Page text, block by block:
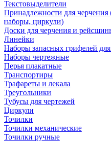
Текстовыделители
Принадлежности для
наборы, циркули)
Доски для черчения и
Линейки
Наборы запасных грифелей
Наборы чертежные
Перья плакатные
Транспортиры
Трафареты и лекала
Треугольники
Тубусы для чертежей
Циркули
Точилки
Точилки механические
Точилки ручные